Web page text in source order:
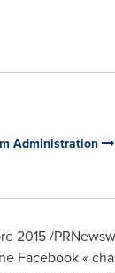
Administration
2015 /
Facebook «